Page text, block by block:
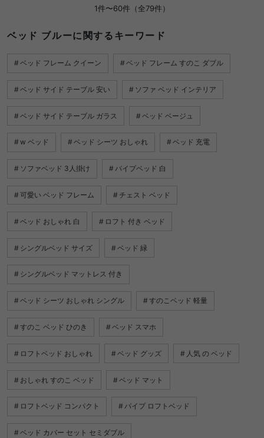
1件〜60件（全79件）
ベッド ブルーに関するキーワード
ベッド フレーム クイーン ベッド フレーム すのこ ダブル
ベッド サイド テーブル 安い ソファ ベッド インテリア
ベッド サイド テーブル ガラス ベッド ベージュ
w ベッド ベッド シーツ おしゃれ ベッド 充電
ソファベッド 3人掛け パイプベッド 白
可愛い ベッド フレーム チェスト ベッド
ベッド おしゃれ 白 ロフト 付き ベッド
シングルベッド サイズ ベッド 緑
シングルベッド マットレス 付き
ベッド シーツ おしゃれ シングル すのこベッド 軽量
すのこ ベッド ひのき ベッド スマホ
ロフトベッド おしゃれ ベッド グッズ 人気 の ベッド
おしゃれ すのこ ベッド ベッド マット
ロフトベッド コンパクト パイプ ロフトベッド
ベッド カバー セット セミダブル